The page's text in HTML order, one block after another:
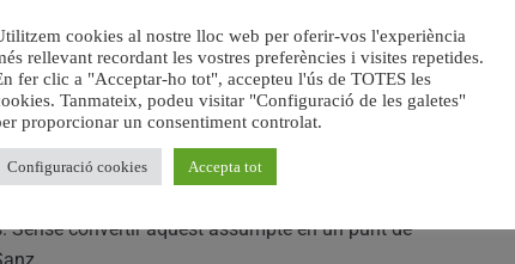
la plataforma. “Entenem i compartim la
Són molts anys esperant una solució que mai
el
suport del consistori en les seues
a aconseguir l’objectiu. “Treballem des de fa
possible per al problema. Que és el
convertir aquest assumpte en un punt de
cookies al nostre lloc web per oferir-vos l'experiència
rellevant recordant les vostres preferències i visites repetides.
fer clic a "Acceptar-ho tot", accepteu l'ús de TOTES les
Tanmateix, podeu visitar "Configuració de les galetes"
proporcionar un consentiment controlat.
Configuració cookies Accepta tot